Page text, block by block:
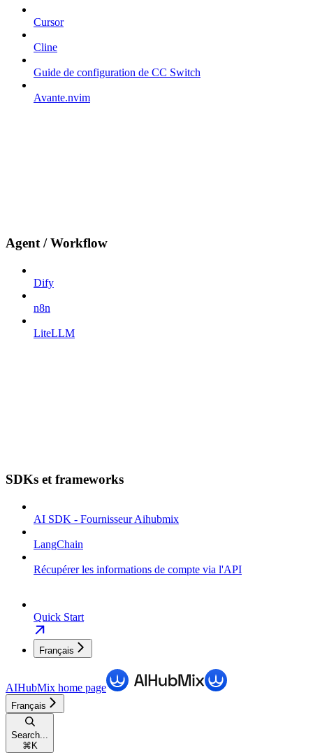
Cursor
Cline
Guide de configuration de CC Switch
Avante.nvim
Agent / Workflow
Dify
n8n
LiteLLM
SDKs et frameworks
AI SDK - Fournisseur Aihubmix
LangChain
Récupérer les informations de compte via l'API
Quick Start
Français
AIHubMix home page
Français
Search...
⌘K